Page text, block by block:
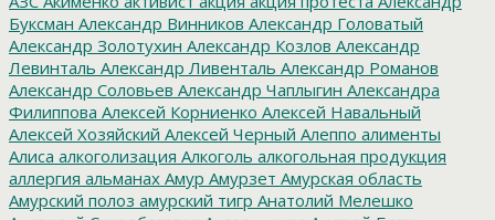
Буксман Александр Винников Александр Головатый
Александр Золотухин Александр Козлов Александр
Левинталь Александр Ливенталь Александр Романов
Александр Соловьев Александр Чаплыгин Александра
Филиппова Алексей Корниенко Алексей Навальный
Алексей Хозяйский Алексей Черный Алеппо алименты
Алиса алкоголизация Алкоголь алкогольная продукция
аллергия альманах Амур Амурзет Амурская область
Амурский полоз амурский тигр Анатолий Мелешко